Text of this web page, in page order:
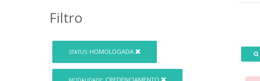
Filtro
STATUS: HOMOLOGADA